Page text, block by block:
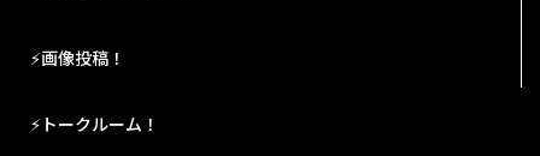
⚡画像投稿！
⚡トークルーム！